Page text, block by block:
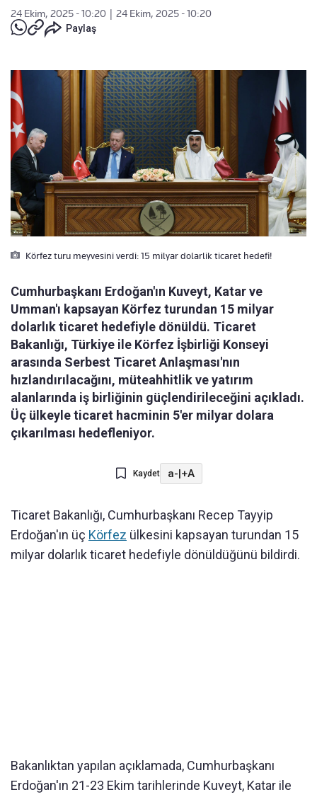
24 Ekim, 2025 - 10:20
24 Ekim, 2025 - 10:20
Paylaş
Körfez turu meyvesini verdi: 15 milyar dolarlik ticaret hedefi!
Cumhurbaşkanı Erdoğan'ın Kuveyt, Katar ve
Umman'ı kapsayan Körfez turundan 15 milyar
dolarlık ticaret hedefiyle dönüldü. Ticaret
Bakanlığı, Türkiye ile Körfez İşbirliği Konseyi
arasında Serbest Ticaret Anlaşması'nın
hızlandırılacağını, müteahhitlik ve yatırım
alanlarında iş birliğinin güçlendirileceğini açıkladı.
Üç ülkeyle ticaret hacminin 5'er milyar dolara
çıkarılması hedefleniyor.
Kaydet a-|+A
Ticaret Bakanlığı, Cumhurbaşkanı Recep Tayyip
Erdoğan'ın üç Körfez ülkesini kapsayan turundan 15
milyar dolarlık ticaret hedefiyle dönüldüğünü bildirdi.
Bakanlıktan yapılan açıklamada, Cumhurbaşkanı
Erdoğan'ın 21-23 Ekim tarihlerinde Kuveyt, Katar ile